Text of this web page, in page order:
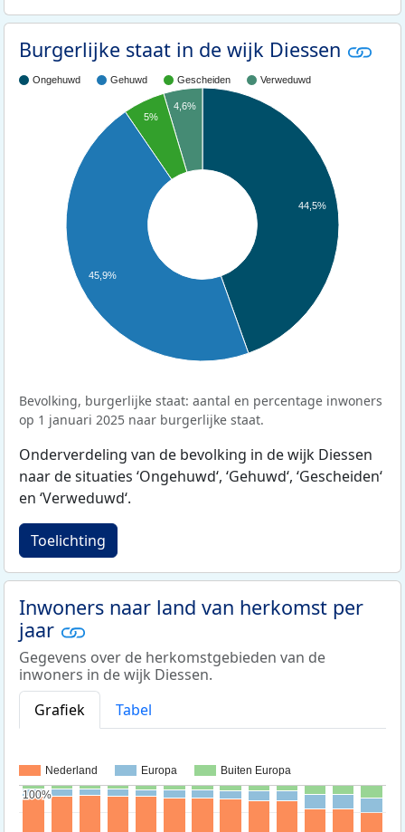
Burgerlijke staat in de wijk Diessen
Ongehuwd Gehuwd Gescheiden Verweduwd
44,5%
4,6%
5%
45,9%
Bevolking, burgerlijke staat: aantal en percentage inwoners
op 1 januari 2025 naar burgerlijke staat.
Onderverdeling van de bevolking in de wijk Diessen
naar de situaties ‘Ongehuwd‘, ‘Gehuwd‘, ‘Gescheiden‘
en ‘Verweduwd‘.
Toelichting
Inwoners naar land van herkomst per
jaar
Gegevens over de herkomstgebieden van de
inwoners in de wijk Diessen.
Grafiek
Tabel
Nederland Europa Buiten Europa
100%
100%